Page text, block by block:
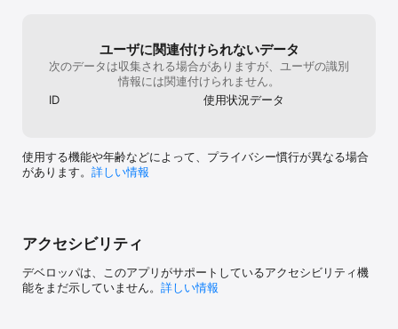
ユーザに関連付けられないデータ
次のデータは収集される場合がありますが、ユーザの識別
情報には関連付けられません。
ID
使用状況データ
使用する機能や年齢などによって、プライバシー慣行が異なる場合
があります。 詳しい情報
アクセシビリティ
デベロッパは、このアプリがサポートしているアクセシビリティ機
能をまだ示していません。 詳しい情報